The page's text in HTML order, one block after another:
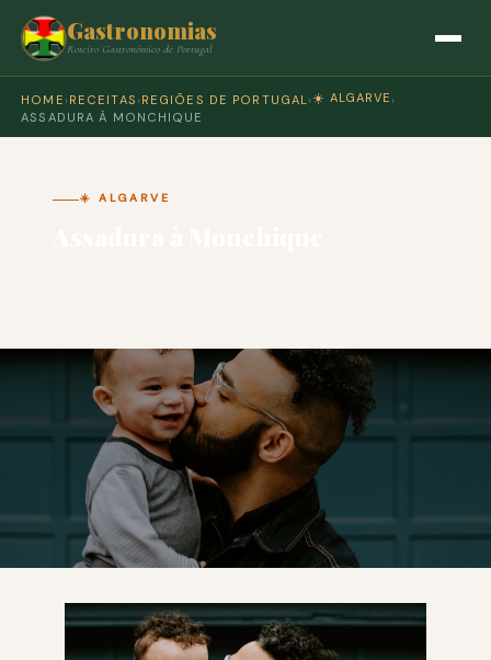
Gastronomias
Roteiro Gastronómico de Portugal
HOME › RECEITAS › REGIÕES DE PORTUGAL › ☀️ ALGARVE ›
ASSADURA À MONCHIQUE
☀️ ALGARVE